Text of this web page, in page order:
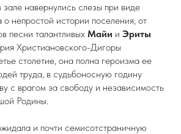
навернулись слезы при виде
о непростой истории поселения, от
песни талантливых Майи и Эриты
Христиановского-Дигоры
столетие, она полна героизма ее
труда, в судьбоносную годину
с врагом за свободу и независимость
Родины.
и почти семисотстраничную